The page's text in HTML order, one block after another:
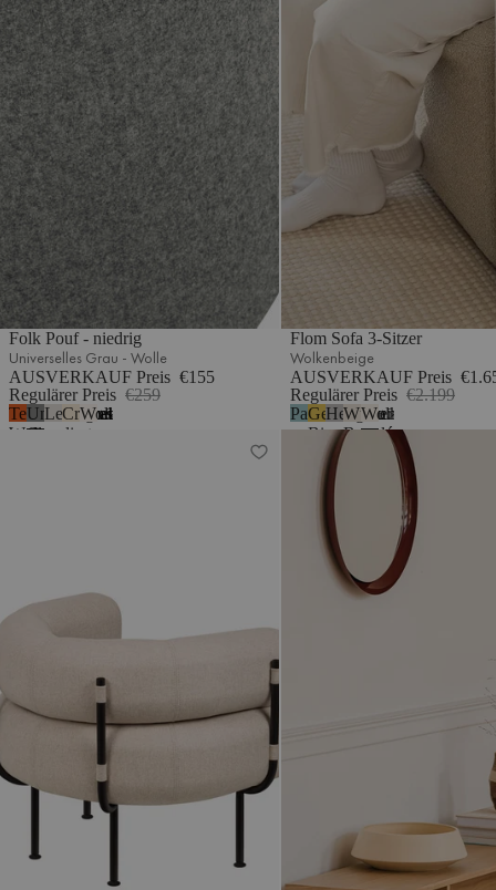
Folk Pouf - niedrig
Universelles Grau - Wolle
AUSVERKAUF Preis €155
Regulärer Preis €259
Terrakotta-
Wolle
Universelles
Grau
Lehmgrau
meliert
Cremebeige
Wolkenbeige Bouclé
5
Flom Sofa 3-Sitzer
Wolkenbeige
AUSVERKAUF Preis
Regulärer Preis €2.199
Pastellblau
Gelbe
Birne
Hellgrau
Wüstenbeige
Bouclé
Wolkenbeige
5
Hett Bank